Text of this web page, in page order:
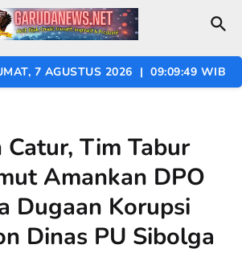
7 AGUSTUS 2026 | 09:09:50 WIB
Catur, Tim Tabur
Amankan DPO
Dugaan Korupsi
Dinas PU Sibolga